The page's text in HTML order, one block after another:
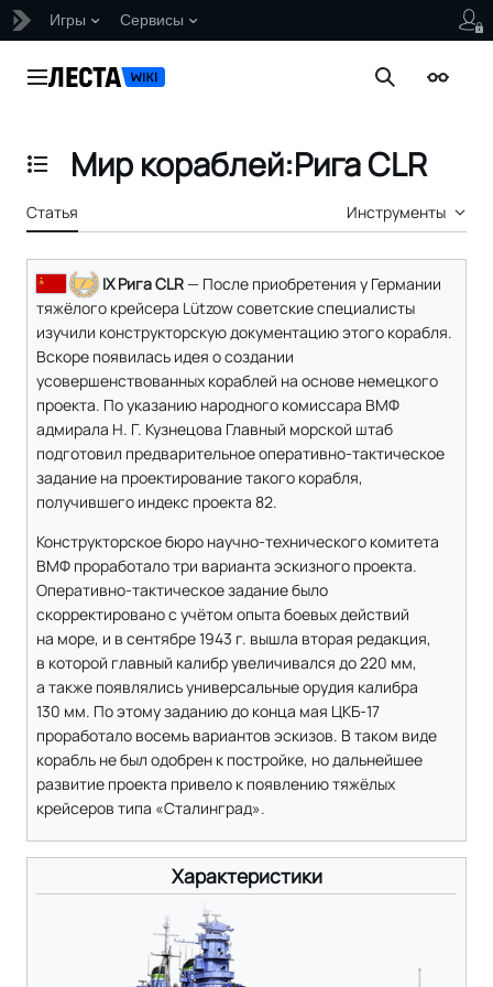
Игры Сервисы
Главное меню Поиск
Отобразить/Скрыть содержание
Мир кораблей:Рига CLR
Статья Инструменты
IX Рига CLR— После приобретения у Германии
тяжёлого крейсера Lützow советские специалисты
изучили конструкторскую документацию этого корабля.
Вскоре появилась идея о создании
усовершенствованных кораблей на основе немецкого
проекта. По указанию народного комиссара ВМФ
адмирала Н. Г. Кузнецова Главный морской штаб
подготовил предварительное оперативно-тактическое
задание на проектирование такого корабля,
получившего индекс проекта 82.
Конструкторское бюро научно-технического комитета
ВМФ проработало три варианта эскизного проекта.
Оперативно-тактическое задание было
скорректировано с учётом опыта боевых действий
на море, и в сентябре 1943 г. вышла вторая редакция,
в которой главный калибр увеличивался до 220 мм,
а также появлялись универсальные орудия калибра
130 мм. По этому заданию до конца мая ЦКБ-17
проработало восемь вариантов эскизов. В таком виде
корабль не был одобрен к постройке, но дальнейшее
развитие проекта привело к появлению тяжёлых
крейсеров типа «Сталинград».
Характеристики